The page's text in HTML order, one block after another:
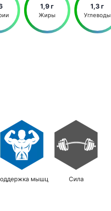
1,9 г
Жиры
1,3 г
Углеводы
мышц Сила